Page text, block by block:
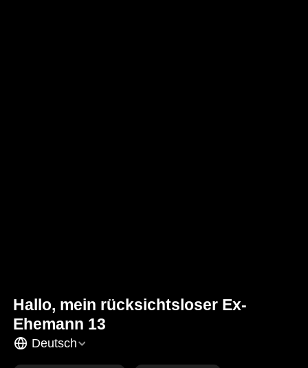
Hallo, mein rücksichtsloser Ex-
Ehemann 13
Deutsch